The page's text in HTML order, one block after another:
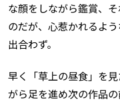
な顔をしながら鑑賞、
のだが、心惹かれるよ
出合わず。
早く「草上の昼食」を
がら足を進め次の作品